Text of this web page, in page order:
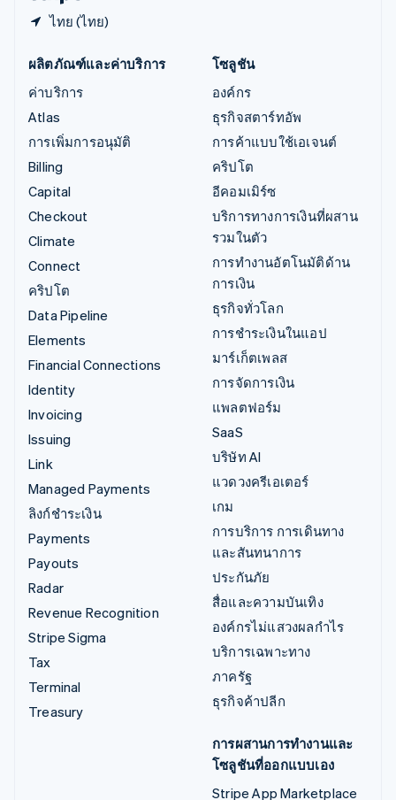
ไทย (ไทย)
ผลิตภัณฑ์และค่าบริการ
ค่าบริการ
Atlas
การเพิ่มการอนุมัติ
Billing
Capital
Checkout
Climate
Connect
คริปโต
Data Pipeline
Elements
Financial Connections
Identity
Invoicing
Issuing
Link
Managed Payments
ลิงก์ชำระเงิน
Payments
Payouts
Radar
Revenue Recognition
Stripe Sigma
Tax
Terminal
Treasury
โซลูชัน
องค์กร
ธุรกิจสตาร์ทอัพ
การค้าแบบใช้เอเจนต์
คริปโต
อีคอมเมิร์ซ
บริการทางการเงินที่ผสาน
รวมในตัว
การทำงานอัตโนมัติด้าน
การเงิน
ธุรกิจทั่วโลก
การชำระเงินในแอป
มาร์เก็ตเพลส
การจัดการเงิน
แพลตฟอร์ม
SaaS
บริษัท AI
แวดวงครีเอเตอร์
เกม
การบริการ การเดินทาง
และสันทนาการ
ประกันภัย
สื่อและความบันเทิง
องค์กรไม่แสวงผลกำไร
บริการเฉพาะทาง
ภาครัฐ
ธุรกิจค้าปลีก
การผสานการทำงานและ
โซลูชันที่ออกแบบเอง
Stripe App Marketplace